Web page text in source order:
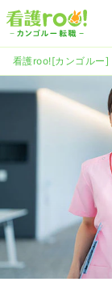
看護roo![カンゴルー]